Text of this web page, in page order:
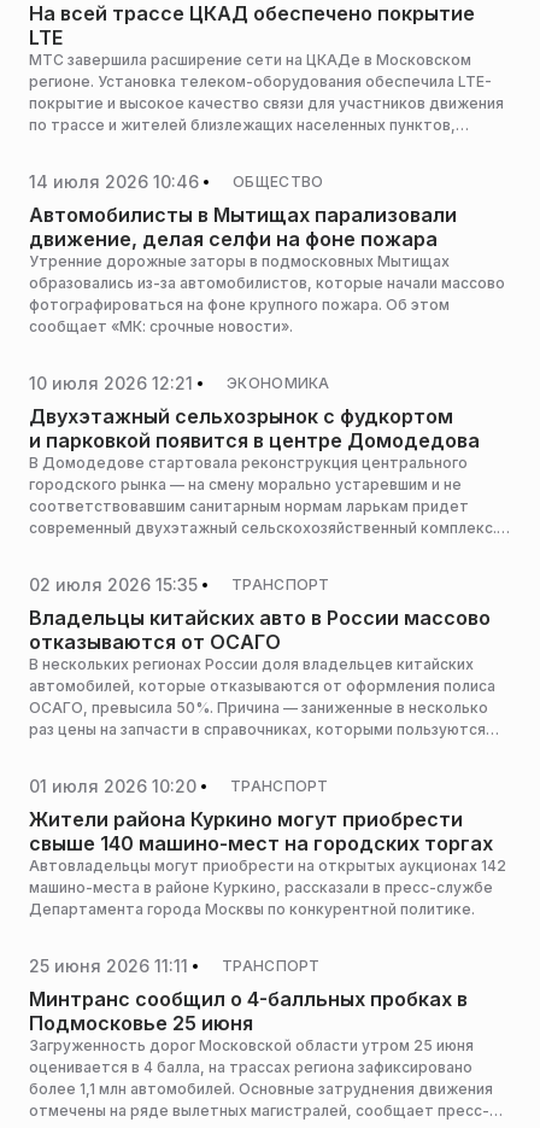
На всей трассе ЦКАД обеспечено покрытие
LTE
МТС завершила расширение сети на ЦКАДе в Московском
регионе. Установка телеком-оборудования обеспечила LTE-
покрытие и высокое качество связи для участников движения
по трассе и жителей близлежащих населенных пунктов,
14 июля 2026 10:46 ОБЩЕСТВО
Автомобилисты в Мытищах парализовали
движение, делая селфи на фоне пожара
Утренние дорожные заторы в подмосковных Мытищах
образовались из-за автомобилистов, которые начали массово
фотографироваться на фоне крупного пожара. Об этом
сообщает «МК: срочные новости».
10 июля 2026 12:21 ЭКОНОМИКА
Двухэтажный сельхозрынок с фудкортом
и парковкой появится в центре Домодедова
В Домодедове стартовала реконструкция центрального
городского рынка — на смену морально устаревшим и не
соответствовавшим санитарным нормам ларькам придет
современный двухэтажный сельскохозяйственный комплекс.
продолжать работу в бесперебойном режиме, сообщает
360.ru.
02 июля 2026 15:35 ТРАНСПОРТ
Владельцы китайских авто в России массово
отказываются от ОСАГО
В нескольких регионах России доля владельцев китайских
автомобилей, которые отказываются от оформления полиса
ОСАГО, превысила 50%. Причина — заниженные в несколько
раз цены на запчасти в справочниках, которыми пользуются
01 июля 2026 10:20 ТРАНСПОРТ
Жители района Куркино могут приобрести
свыше 140 машино-мест на городских торгах
Автовладельцы могут приобрести на открытых аукционах 142
машино-места в районе Куркино, рассказали в пресс-службе
Департамента города Москвы по конкурентной политике.
25 июня 2026 11:11 ТРАНСПОРТ
Минтранс сообщил о 4-балльных пробках в
Подмосковье 25 июня
Загруженность дорог Московской области утром 25 июня
оценивается в 4 балла, на трассах региона зафиксировано
более 1,1 млн автомобилей. Основные затруднения движения
отмечены на ряде вылетных магистралей, сообщает пресс-